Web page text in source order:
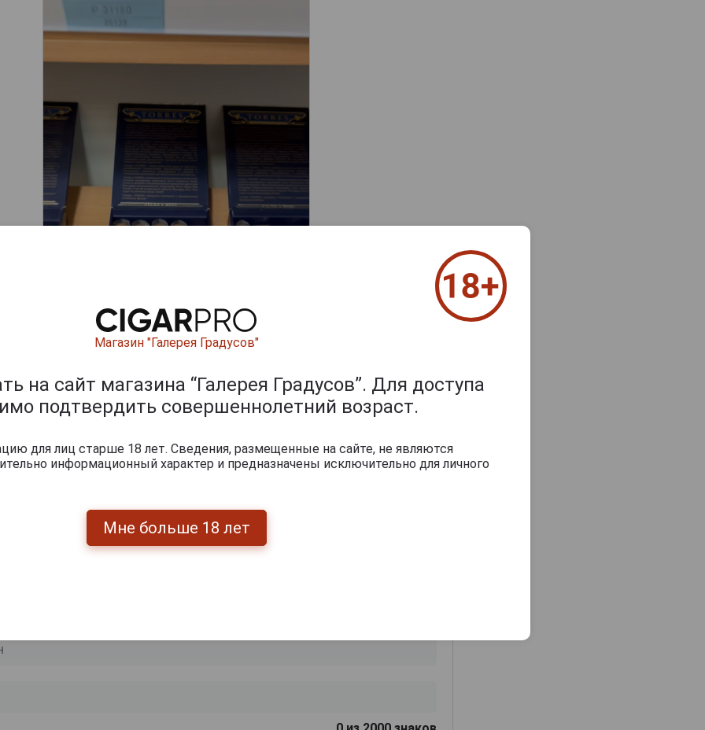
Магазин "Галерея Градусов"
на сайт магазина “Галерея Градусов”. Для доступа
подтвердить совершеннолетний возраст.
для лиц старше 18 лет. Сведения, размещенные на сайте, не являются
информационный характер и предназначены исключительно для личного
Мне больше 18 лет